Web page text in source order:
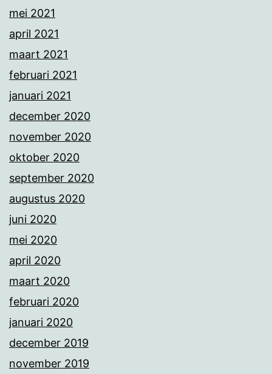
mei 2021
april 2021
maart 2021
februari 2021
januari 2021
december 2020
november 2020
oktober 2020
september 2020
augustus 2020
juni 2020
mei 2020
april 2020
maart 2020
februari 2020
januari 2020
december 2019
november 2019